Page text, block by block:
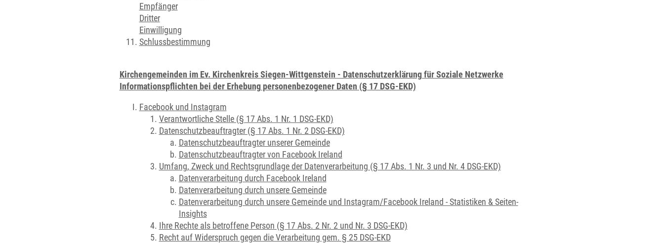
Empfänger
Dritter
Einwilligung
Schlussbestimmung
Kirchengemeinden im Ev. Kirchenkreis Siegen-Wittgenstein - Datenschutzerklärung für Soziale Netzwerke
Informationspflichten bei der Erhebung personenbezogener Daten (§ 17 DSG-EKD)
Facebook und Instagram
Verantwortliche Stelle (§ 17 Abs. 1 Nr. 1 DSG-EKD)
Datenschutzbeauftragter (§ 17 Abs. 1 Nr. 2 DSG-EKD)
Datenschutzbeauftragter unserer Gemeinde
Datenschutzbeauftragter von Facebook Ireland
Umfang, Zweck und Rechtsgrundlage der Datenverarbeitung (§ 17 Abs. 1 Nr. 3 und Nr. 4 DSG-EKD)
Datenverarbeitung durch Facebook Ireland
Datenverarbeitung durch unsere Gemeinde
Datenverarbeitung durch unsere Gemeinde und Instagram/Facebook Ireland - Statistiken & Seiten-
Insights
Ihre Rechte als betroffene Person (§ 17 Abs. 2 Nr. 2 und Nr. 3 DSG-EKD)
Recht auf Widerspruch gegen die Verarbeitung gem. § 25 DSG-EKD